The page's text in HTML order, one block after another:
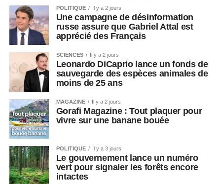
POLITIQUE Il y a 2 jours
Une campagne de désinformation
russe assure que Gabriel Attal est
apprécié des Français
SCIENCES Il y a 2 jours
Leonardo DiCaprio lance un fonds de
sauvegarde des espèces animales de
moins de 25 ans
MAGAZINE Il y a 2 jours
Gorafi Magazine : Tout plaquer pour
vivre sur une banane bouée
POLITIQUE Il y a 3 jours
Le gouvernement lance un numéro
vert pour signaler les forêts encore
intactes